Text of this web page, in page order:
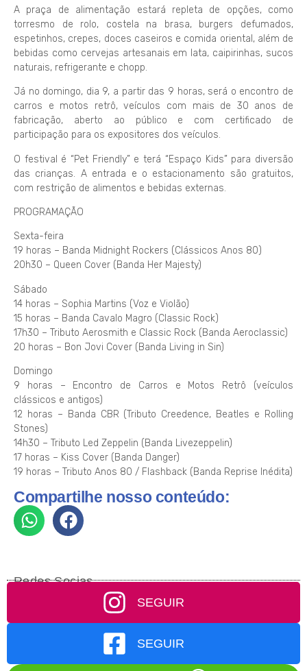
A praça de alimentação estará repleta de opções, como
torresmo de rolo, costela na brasa, burgers defumados,
espetinhos, crepes, doces caseiros e comida oriental, além de
bebidas como cervejas artesanais em lata, caipirinhas, sucos
naturais, refrigerante e chopp.
Já no domingo, dia 9, a partir das 9 horas, será o encontro de
carros e motos retrô, veículos com mais de 30 anos de
fabricação, aberto ao público e com certificado de
participação para os expositores dos veículos.
O festival é “Pet Friendly” e terá “Espaço Kids” para diversão
das crianças. A entrada e o estacionamento são gratuitos,
com restrição de alimentos e bebidas externas.
PROGRAMAÇÃO
Sexta-feira
19 horas – Banda Midnight Rockers (Clássicos Anos 80)
20h30 – Queen Cover (Banda Her Majesty)
Sábado
14 horas – Sophia Martins (Voz e Violão)
15 horas – Banda Cavalo Magro (Classic Rock)
17h30 – Tributo Aerosmith e Classic Rock (Banda Aeroclassic)
20 horas – Bon Jovi Cover (Banda Living in Sin)
Domingo
9 horas – Encontro de Carros e Motos Retrô (veículos
clássicos e antigos)
12 horas – Banda CBR (Tributo Creedence, Beatles e Rolling
Stones)
14h30 – Tributo Led Zeppelin (Banda Livezeppelin)
17 horas – Kiss Cover (Banda Danger)
19 horas – Tributo Anos 80 / Flashback (Banda Reprise Inédita)
Compartilhe nosso conteúdo:
Redes Socias
SEGUIR
SEGUIR